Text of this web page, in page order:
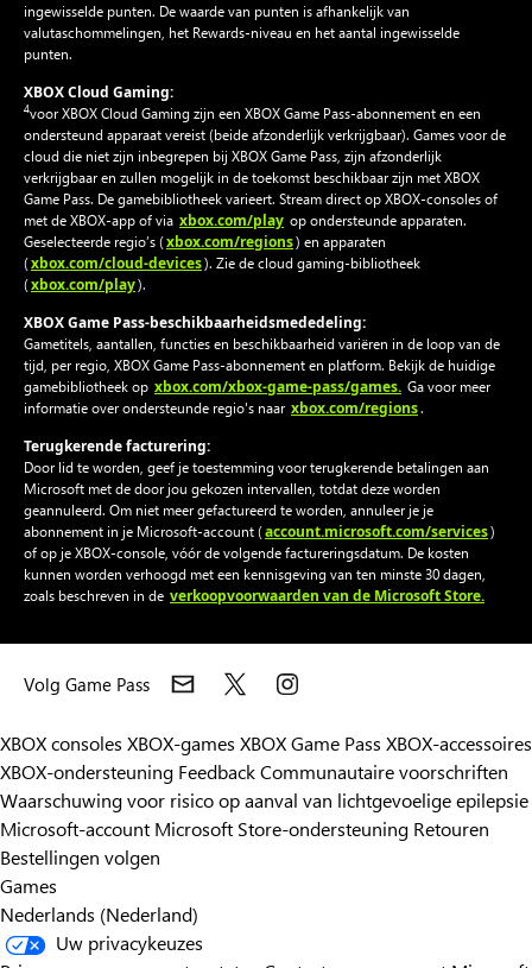
ingewisselde punten. De waarde van punten is afhankelijk van
valutaschommelingen, het Rewards-niveau en het aantal ingewisselde
punten.
XBOX Cloud Gaming:
4voor XBOX Cloud Gaming zijn een XBOX Game Pass-abonnement en een
ondersteund apparaat vereist (beide afzonderlijk verkrijgbaar). Games voor de
cloud die niet zijn inbegrepen bij XBOX Game Pass, zijn afzonderlijk
verkrijgbaar en zullen mogelijk in de toekomst beschikbaar zijn met XBOX
Game Pass. De gamebibliotheek varieert. Stream direct op XBOX-consoles of
met de XBOX-app of via xbox.com/play op ondersteunde apparaten.
Geselecteerde regio’s (xbox.com/regions) en apparaten
(xbox.com/cloud-devices). Zie de cloud gaming-bibliotheek
(xbox.com/play).
XBOX Game Pass-beschikbaarheidsmededeling:
Gametitels, aantallen, functies en beschikbaarheid variëren in de loop van de
tijd, per regio, XBOX Game Pass-abonnement en platform. Bekijk de huidige
gamebibliotheek op xbox.com/xbox-game-pass/games. Ga voor meer
informatie over ondersteunde regio's naar xbox.com/regions.
Terugkerende facturering:
Door lid te worden, geef je toestemming voor terugkerende betalingen aan
Microsoft met de door jou gekozen intervallen, totdat deze worden
geannuleerd. Om niet meer gefactureerd te worden, annuleer je je
abonnement in je Microsoft-account (account.microsoft.com/services)
of op je XBOX-console, vóór de volgende factureringsdatum. De kosten
kunnen worden verhoogd met een kennisgeving van ten minste 30 dagen,
zoals beschreven in de verkoopvoorwaarden van de Microsoft Store.
Volg Game Pass
XBOX consoles XBOX-games XBOX Game Pass XBOX-accessoires
XBOX-ondersteuning FeedbackCommunautaire voorschriften
Waarschuwing voor risico op aanval van lichtgevoelige epilepsie
Microsoft-account Microsoft Store-ondersteuning Retouren
Bestellingen volgen
Games
Nederlands (Nederland)
Uw privacykeuzes